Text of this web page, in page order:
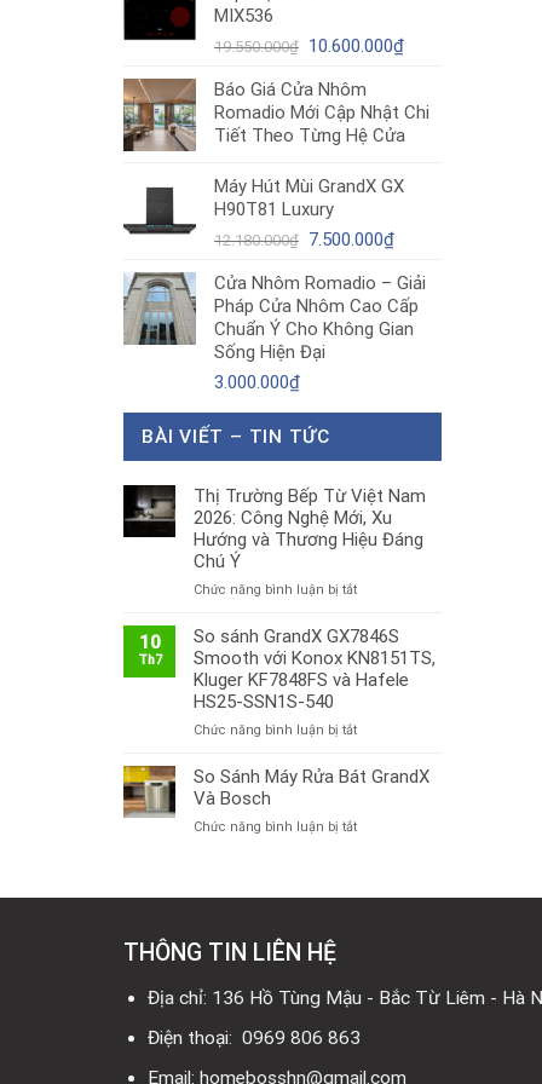
5.200.000₫.
MIX536
19.550.000₫ Giá
là:
19.550.000₫.
10.600.000₫Giá
là:
10.600.000₫.
Báo Giá Cửa Nhôm
Romadio Mới Cập Nhật Chi
Tiết Theo Từng Hệ Cửa
Máy Hút Mùi GrandX GX
H90T81 Luxury
12.180.000₫ Giá
là:
12.180.000₫.
7.500.000₫Giá
tại
là:
7.500.000₫.
Cửa Nhôm Romadio – Giải
Pháp Cửa Nhôm Cao Cấp
Chuẩn Ý Cho Không Gian
Sống Hiện Đại
3.000.000₫
BÀI VIẾT – TIN TỨC
Thị Trường Bếp Từ Việt Nam
2026: Công Nghệ Mới, Xu
Hướng và Thương Hiệu Đáng
Chú Ý
Chức năng bình luận bị tắtở
Trường
Bếp
Từ
2026:
Nghệ
Hướng
Hiệu
10
Th7
So sánh GrandX GX7846S
Smooth với Konox KN8151TS,
Kluger KF7848FS và Hafele
HS25-SSN1S-540
Chức năng bình luận bị tắtở
sánh
Smooth
HS25-
540
So Sánh Máy Rửa Bát GrandX
Và Bosch
Chức năng bình luận bị tắtở
Bosch
THÔNG TIN LIÊN HỆ
Địa chỉ: 136 Hồ Tùng Mậu - Bắc Từ Liêm - Hà
Điện thoại: 0969 806 863
Email: homebosshn@gmail.com